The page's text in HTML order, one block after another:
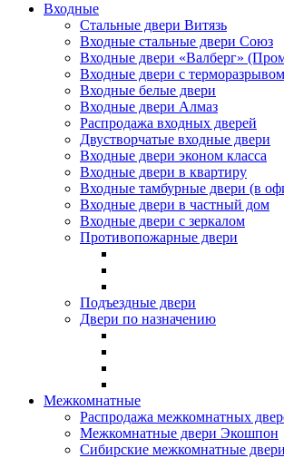
Входные
Стальные двери Витязь
Входные стальные двери Союз
Входные двери «Валберг»
Входные двери с
Входные белые двери
Входные двери Алмаз
Распродажа входных дверей
Двустворчатые входные двери
Входные двери эконом класса
Входные двери в квартиру
Входные тамбурные двери (в
Входные двери в частный дом
Входные двери с зеркалом
Противопожарные двери
Подъездные двери
Двери по назначению
Межкомнатные
Распродажа межкомнатных
Межкомнатные двери Экошпон
Сибирские межкомнатные двери